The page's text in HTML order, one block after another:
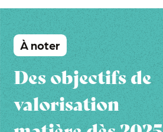
À noter
Des objectifs de
valorisation